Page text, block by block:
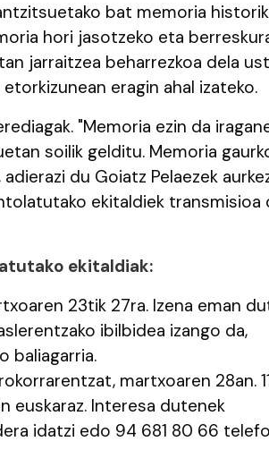
bat memoria
hori jasotzeko eta
jarraitzea beharrezkoa dela
eragin ahal izateko.
"Memoria ezin da
soilik gelditu. Memoria
du Goiatz Pelaezek
ekitaldiek transmisioa
ekitaldiak:
23tik 27ra. Izena eman
ibilbidea izango da,
baliagarria.
martxoaren 28an.
euskaraz. Interesa dutenek
idatzi edo 94 681 80 66